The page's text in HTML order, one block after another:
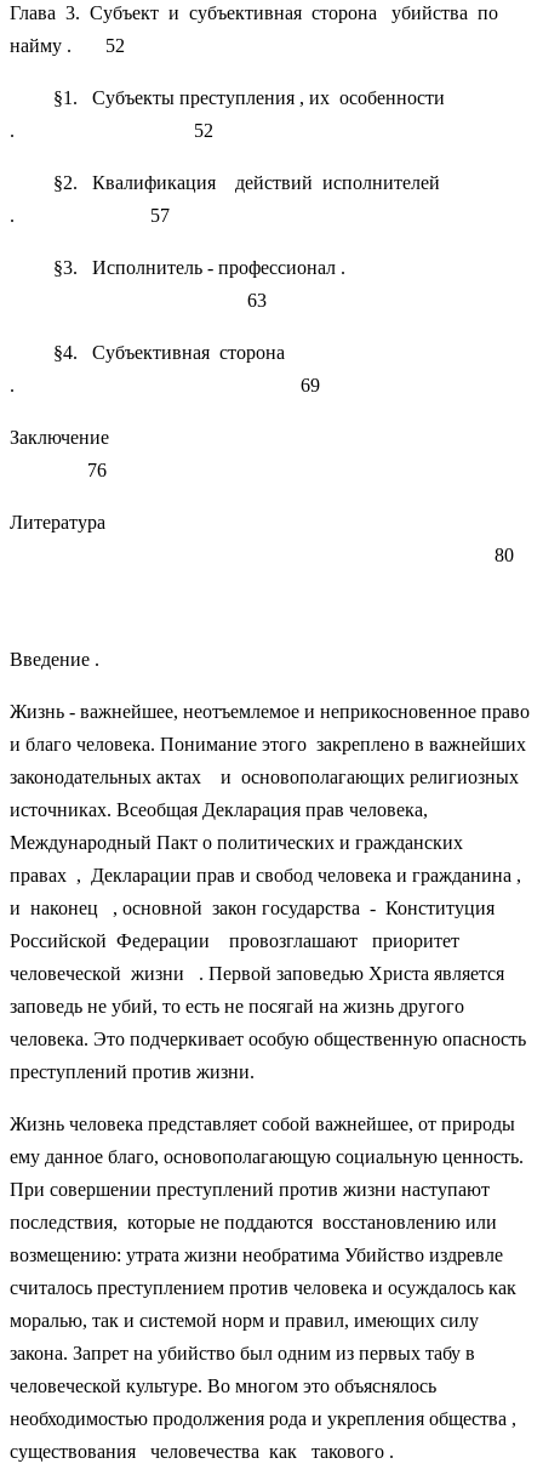
Глава 3. Субъект и субъективная сторона убийства по
найму . 52
§1. Субъекты преступления , их особенности
. 52
§2. Квалификация действий исполнителей
. 57
§3. Исполнитель - профессионал .
63
§4. Субъективная сторона
. 69
Заключение
76
Литература
80
Введение .
Жизнь - важнейшее, неотъемлемое и неприкосновенное право
и благо человека. Понимание этого закреплено в важнейших
законодательных актах и основополагающих религиозных
источниках. Всеобщая Декларация прав человека,
Международный Пакт о политических и гражданских
правах , Декларации прав и свобод человека и гражданина ,
и наконец , основной закон государства - Конституция
Российской Федерации провозглашают приоритет
человеческой жизни . Первой заповедью Христа является
заповедь не убий, то есть не посягай на жизнь другого
человека. Это подчеркивает особую общественную опасность
преступлений против жизни.
Жизнь человека представляет собой важнейшее, от природы
ему данное благо, основополагающую социальную ценность.
При совершении преступлений против жизни наступают
последствия, которые не поддаются восстановлению или
возмещению: утрата жизни необратима Убийство издревле
считалось преступлением против человека и осуждалось как
моралью, так и системой норм и правил, имеющих силу
закона. Запрет на убийство был одним из первых табу в
человеческой культуре. Во многом это объяснялось
необходимостью продолжения рода и укрепления общества ,
существования человечества как такового .